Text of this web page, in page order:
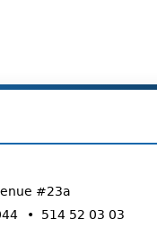
#23a
• 514 52 03 03